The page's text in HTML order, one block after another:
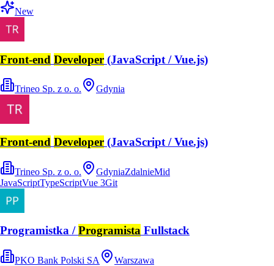
New
Front-end Developer (JavaScript / Vue.js)
Trineo Sp. z o. o. Gdynia
Front-end Developer (JavaScript / Vue.js)
Trineo Sp. z o. o. GdyniaZdalnieMid
JavaScriptTypeScriptVue 3Git
Programistka /Programista Fullstack
PKO Bank Polski SA Warszawa